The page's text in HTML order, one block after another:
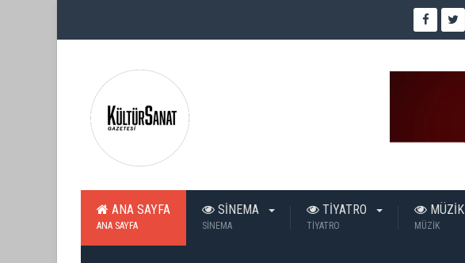
ANA SAYFA
ANA SAYFA
SİNEMA
SİNEMA
TİYATRO
TİYATRO
MÜZİK
MÜZİK